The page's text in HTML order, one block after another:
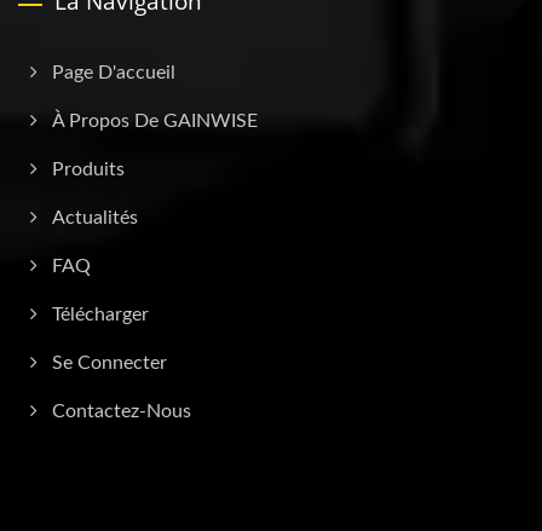
Page D'accueil
À Propos De GAINWISE
Produits
Actualités
FAQ
Télécharger
Se Connecter
Contactez-Nous